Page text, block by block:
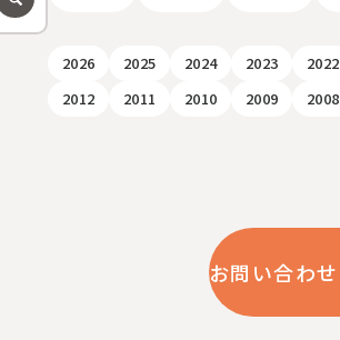
2026 2025 2024 2023 2022
2012
2011 2010 2009 2008
お問い合わせ